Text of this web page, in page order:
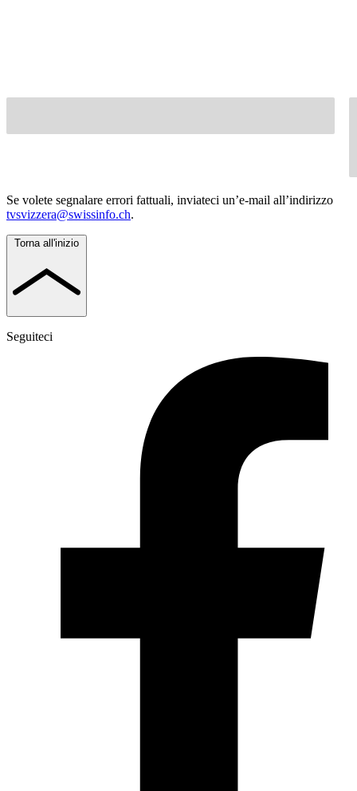
Se volete segnalare errori fattuali, inviateci un’e-mail all’indirizzo
tvsvizzera@swissinfo.ch.
Torna all'inizio
Seguiteci